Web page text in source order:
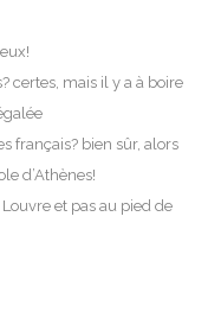
certes, mais il y a à boire
français? bien sûr, alors
d’Athènes!
et pas au pied de